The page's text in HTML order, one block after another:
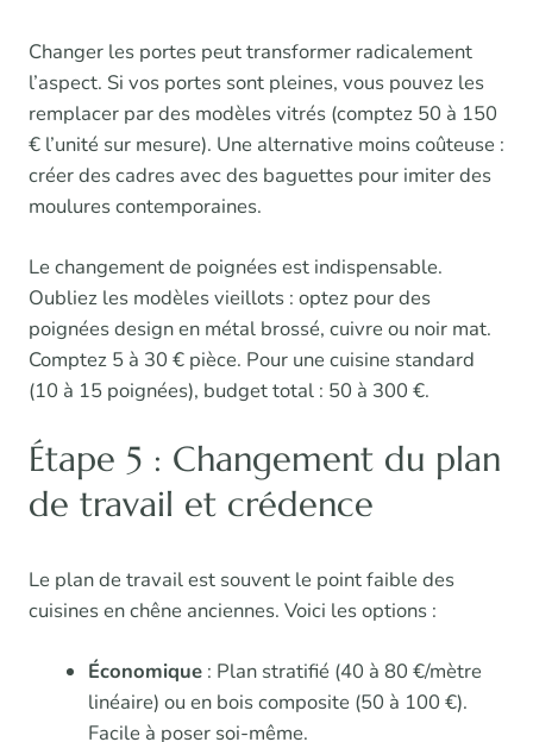
Changer les portes peut transformer radicalement
l’aspect. Si vos portes sont pleines, vous pouvez les
remplacer par des modèles vitrés (comptez 50 à 150
€ l’unité sur mesure). Une alternative moins coûteuse :
créer des cadres avec des baguettes pour imiter des
moulures contemporaines.
Le changement de poignées est indispensable.
Oubliez les modèles vieillots : optez pour des
poignées design en métal brossé, cuivre ou noir mat.
Comptez 5 à 30 € pièce. Pour une cuisine standard
(10 à 15 poignées), budget total : 50 à 300 €.
Étape 5 : Changement du plan
de travail et crédence
Le plan de travail est souvent le point faible des
cuisines en chêne anciennes. Voici les options :
Économique: Plan stratifié (40 à 80 €/mètre
linéaire) ou en bois composite (50 à 100 €).
Facile à poser soi-même.